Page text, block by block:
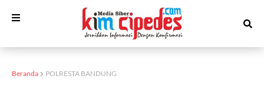
Beranda POLRESTA BANDUNG